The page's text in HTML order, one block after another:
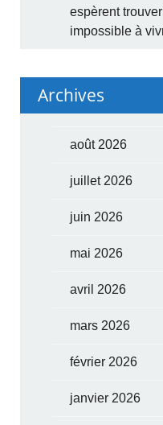
espèrent
impossible à
Archives
août 2026
juillet 2026
juin 2026
mai 2026
avril 2026
mars 2026
février 2026
janvier 2026